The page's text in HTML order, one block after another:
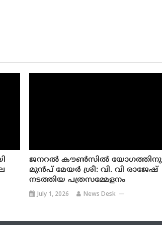
ജനറൽ കൗൺസിൽ യോഗത്തിനു
മുന്‍പ്‌ മേയർ ശ്രീ: വി. വി രാജേഷ്
നടത്തിയ പത്രസമ്മേളനം
July 1, 2026 News Desk